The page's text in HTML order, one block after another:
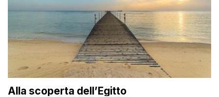
Alla scoperta dell’Egitto